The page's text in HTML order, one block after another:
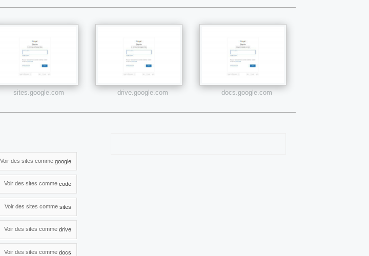
sites.google.com drive.google.com docs.google.com
Voir des sites comme google
Voir des sites comme code
Voir des sites comme sites
Voir des sites comme drive
Voir des sites comme docs